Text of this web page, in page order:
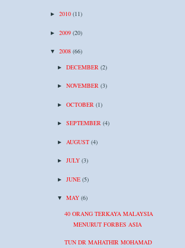
► 2010 (11)
► 2009 (20)
▼ 2008 (66)
► DECEMBER (2)
► NOVEMBER (3)
► OCTOBER (1)
► SEPTEMBER (4)
► AUGUST (4)
► JULY (3)
► JUNE (5)
▼ MAY (6)
40 ORANG TERKAYA MALAYSIA
MENURUT FORBES ASIA
TUN DR MAHATHIR MOHAMAD